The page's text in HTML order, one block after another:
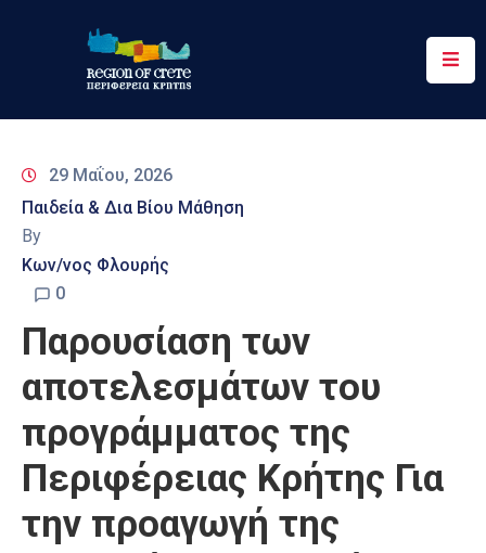
Περιφέρεια
&
Δράσεις
Ψηφιακές
Επικοινωνία
29 Μαΐου, 2026
Παιδεία & Δια Βίου Μάθηση
By
Κων/νος Φλουρής
0
Παρουσίαση των
αποτελεσμάτων του
προγράμματος της
Περιφέρειας Κρήτης Για
την προαγωγή της